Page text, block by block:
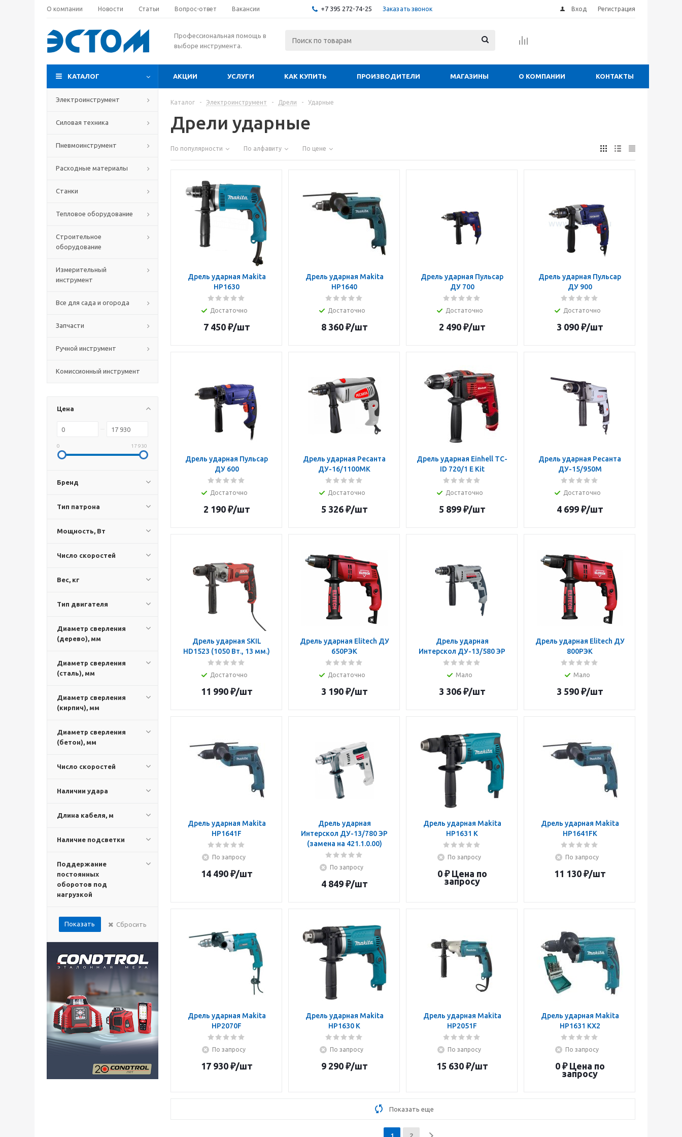
О компании Новости Статьи Вопрос-ответ Вакансии +7 395 272-74-25 Заказать звонок Вход Регистрация
Профессиональная помощь в
выборе инструмента.
КАТАЛОГ АКЦИИ УСЛУГИ КАК КУПИТЬ ПРОИЗВОДИТЕЛИ МАГАЗИНЫ О КОМПАНИИ КОНТАКТЫ
Электроинструмент
Силовая техника
Пневмоинструмент
Расходные материалы
Станки
Тепловое оборудование
Строительное
оборудование
Измерительный
инструмент
Все для сада и огорода
Запчасти
Ручной инструмент
Комиссионный инструмент
Цена
0 17 930
Бренд
Тип патрона
Мощность, Вт
Число скоростей
Вес, кг
Тип двигателя
Диаметр сверления
(дерево), мм
Диаметр сверления
(сталь), мм
Диаметр сверления
(кирпич), мм
Диаметр сверления
(бетон), мм
Число скоростей
Наличии удара
Длина кабеля, м
Наличие подсветки
Поддержание
постоянных
оборотов под
нагрузкой
Показать Сбросить
Каталог - Электроинструмент - Дрели - Ударные
Дрели ударные
По популярности По алфавиту По цене
Дрель ударная Makita
HP1630
Достаточно
7 450₽/шт
Дрель ударная Makita
HP1640
Достаточно
8 360₽/шт
Дрель ударная Пульсар
ДУ 700
Достаточно
2 490₽/шт
Дрель ударная Пульсар
ДУ 900
Достаточно
3 090₽/шт
Дрель ударная Пульсар
ДУ 600
Достаточно
2 190₽/шт
Дрель ударная Ресанта
ДУ-16/1100МК
Достаточно
5 326₽/шт
Дрель ударная Einhell TC-
ID 720/1 E Kit
Достаточно
5 899₽/шт
Дрель ударная Ресанта
ДУ-15/950М
Достаточно
4 699₽/шт
Дрель ударная SKIL
HD1523 (1050 Вт., 13 мм.)
Достаточно
11 990₽/шт
Дрель ударная Elitech ДУ
650РЭК
Достаточно
3 190₽/шт
Дрель ударная
Интерскол ДУ-13/580 ЭР
Мало
3 306₽/шт
Дрель ударная Elitech ДУ
800РЭК
Мало
3 590₽/шт
Дрель ударная Makita
HP1641F
По запросу
14 490₽/шт
Дрель ударная
Интерскол ДУ-13/780 ЭР
(замена на 421.1.0.00)
По запросу
4 849₽/шт
Дрель ударная Makita
HP1631 K
По запросу
0 ₽ Цена по
запросу
Дрель ударная Makita
HP1641FK
По запросу
11 130₽/шт
Дрель ударная Makita
HP2070F
По запросу
17 930₽/шт
Дрель ударная Makita
HP1630 K
По запросу
9 290₽/шт
Дрель ударная Makita
HP2051F
По запросу
15 630₽/шт
Дрель ударная Makita
HP1631 KX2
По запросу
0 ₽ Цена по
запросу
Показать еще
1 2